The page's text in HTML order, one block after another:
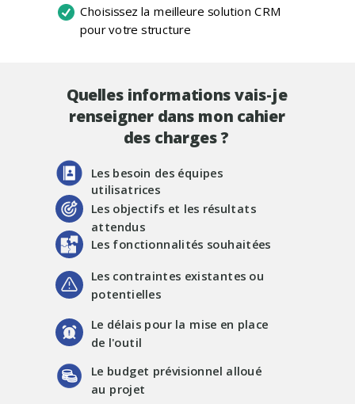
Les besoin des équipes
utilisatrices
Les objectifs et les résultats
attendus
Les fonctionnalités souhaitées
Les contraintes existantes ou
potentielles
Le délais pour la mise en place
de l'outil
Quelles informations vais-je
renseigner dans mon cahier
des charges ?
Choisissez la meilleure solution CRM
pour votre structure
Le budget prévisionnel alloué
au projet